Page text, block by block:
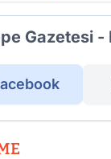
Gazetesi -